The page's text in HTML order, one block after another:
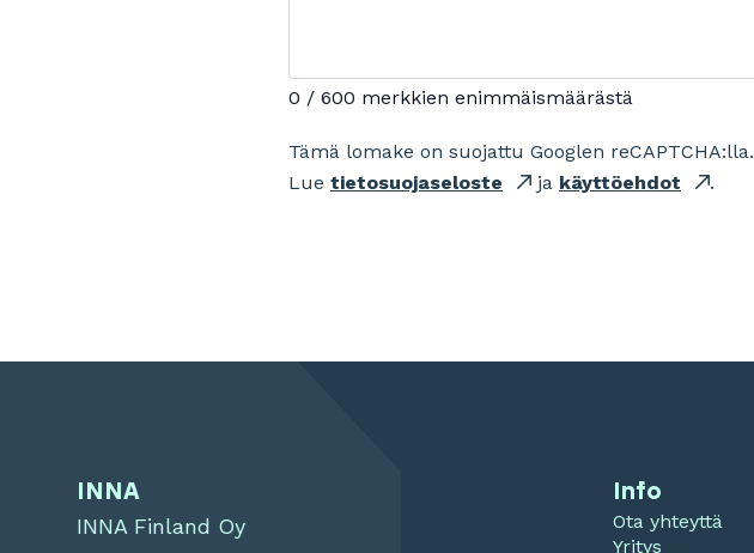
0 / 600 merkkien enimmäismäärästä
Tämä lomake on suojattu Googlen reCAPTCHA:lla.
Lue tietosuojaseloste ja käyttöehdot .
INNA
INNA Finland Oy
Info
Ota yhteyttä
Yritys